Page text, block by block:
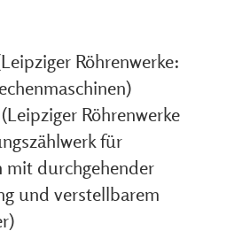
Röhrenwerke:
(Leipziger Röhrenwerke
für
mit durchgehender
und verstellbarem